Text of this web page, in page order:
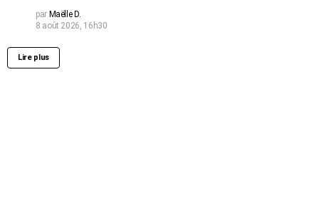
par Maëlle D.
8 août 2026, 16h30
Lire plus